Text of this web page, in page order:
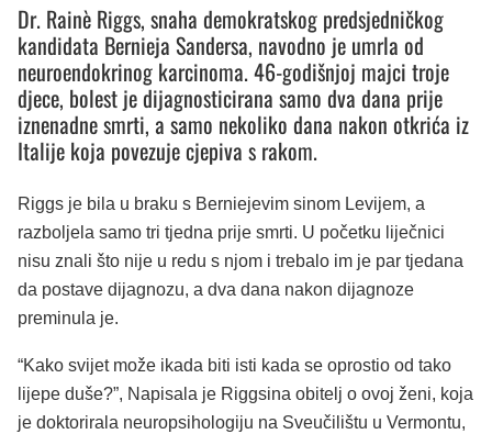
Dr. Rainè Riggs, snaha demokratskog predsjedničkog
kandidata Bernieja Sandersa, navodno je umrla od
neuroendokrinog karcinoma. 46-godišnjoj majci troje
djece, bolest je dijagnosticirana samo dva dana prije
iznenadne smrti, a samo nekoliko dana nakon otkrića iz
Italije koja povezuje cjepiva s rakom.
Riggs je bila u braku s Berniejevim sinom Levijem, a
razboljela samo tri tjedna prije smrti. U početku liječnici
nisu znali što nije u redu s njom i trebalo im je par tjedana
da postave dijagnozu, a dva dana nakon dijagnoze
preminula je.
“Kako svijet može ikada biti isti kada se oprostio od tako
lijepe duše?”, Napisala je Riggsina obitelj o ovoj ženi, koja
je doktorirala neuropsihologiju na Sveučilištu u Vermontu,